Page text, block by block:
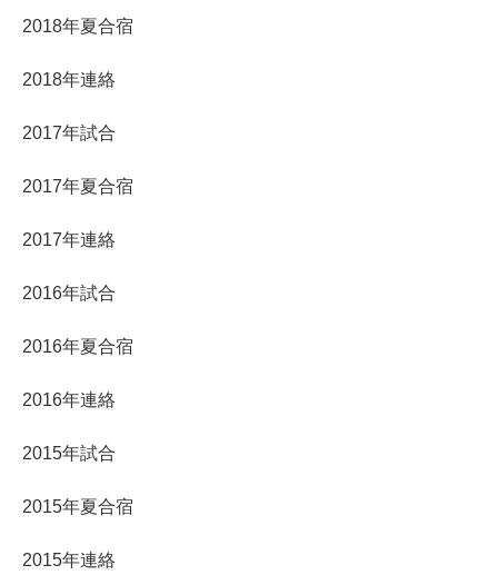
2018年夏合宿
2018年連絡
2017年試合
2017年夏合宿
2017年連絡
2016年試合
2016年夏合宿
2016年連絡
2015年試合
2015年夏合宿
2015年連絡